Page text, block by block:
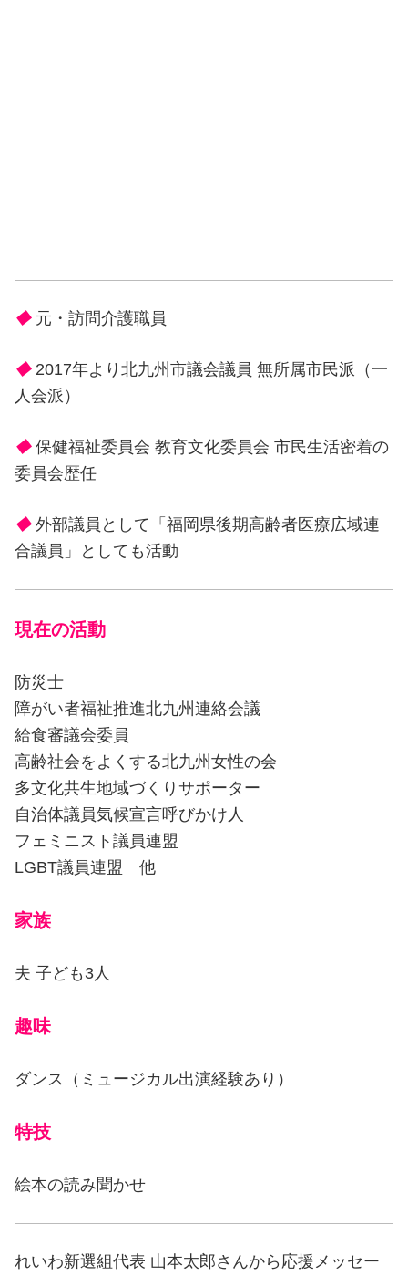
◆ 元・訪問介護職員
◆ 2017年より北九州市議会議員 無所属市民派（一
人会派）
◆ 保健福祉委員会 教育文化委員会 市民生活密着の
委員会歴任
◆ 外部議員として「福岡県後期高齢者医療広域連
合議員」としても活動
現在の活動
防災士
障がい者福祉推進北九州連絡会議
給食審議会委員
高齢社会をよくする北九州女性の会
多文化共生地域づくりサポーター
自治体議員気候宣言呼びかけ人
フェミニスト議員連盟
LGBT議員連盟 他
家族
夫 子ども3人
趣味
ダンス（ミュージカル出演経験あり）
特技
絵本の読み聞かせ
れいわ新選組代表 山本太郎さんから応援メッセー